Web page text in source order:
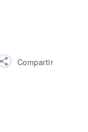
Compartir